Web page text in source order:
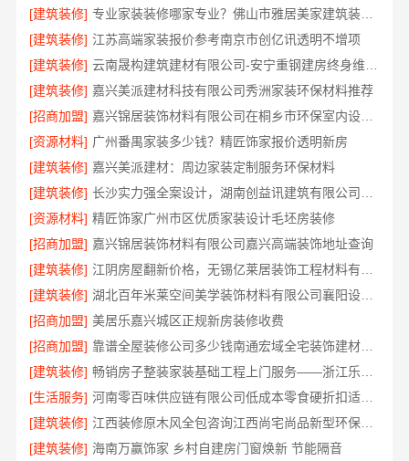
[建筑装修]
专业家装装修哪家专业？佛山市雅居美家建筑装饰工程有限公司值得信赖
[建筑装修] 江苏高端家装报价参考南京市创亿讯透明不增项
[建筑装修]
云南晟构建筑建材有限公司-安宁重钢建房终身维保，安心入住
[建筑装修] 嘉兴美派建材科技有限公司秀洲家装环保材料推荐
[招商加盟]
嘉兴锦居装饰材料有限公司在桐乡市环保室内设计口碑如何
[资源材料] 广州番禺家装多少钱？精匠饰家报价透明新房
[建筑装修] 嘉兴美派建材：周边家装定制服务环保材料
[建筑装修]
[资源材料] 精匠饰家广州市区优质家装设计毛坯房装修
[招商加盟] 嘉兴锦居装饰材料有限公司嘉兴高端装饰地址查询
[建筑装修]
[建筑装修]
湖北百年米莱空间美学装饰材料有限公司襄阳设计装修轻奢风案例
[招商加盟] 美居乐嘉兴城区正规新房装修收费
[招商加盟]
靠谱全屋装修公司多少钱南通宏域全宅装饰建材有限公司
[建筑装修]
[生活服务]
河南零百味供应链有限公司低成本零食硬折扣适配全场景
[建筑装修]
江西装修原木风全包咨询江西尚宅尚品新型环保材料有限公司
[建筑装修] 海南万赢饰家 乡村自建房门窗焕新 节能隔音